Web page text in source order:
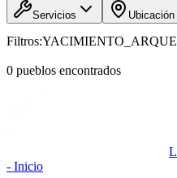
Servicios Ubicación
Filtros:
0 pueblos encontrados
- Inicio